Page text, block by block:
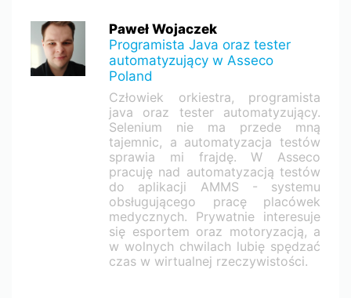
Paweł Wojaczek
Programista Java oraz tester
automatyzujący w Asseco
Poland
Człowiek orkiestra, programista
java oraz tester automatyzujący.
Selenium nie ma przede mną
tajemnic, a automatyzacja testów
sprawia mi frajdę. W Asseco
pracuję nad automatyzacją testów
do aplikacji AMMS - systemu
obsługującego pracę placówek
medycznych. Prywatnie interesuje
się esportem oraz motoryzacją, a
w wolnych chwilach lubię spędzać
czas w wirtualnej rzeczywistości.